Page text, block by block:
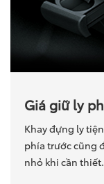
Giá giữ ly
Khay đựng ly
phía trước cũng
nhỏ khi cần thiết.